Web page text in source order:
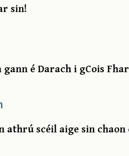
sin!
gann é Darach i gCois
athrú scéil aige sin